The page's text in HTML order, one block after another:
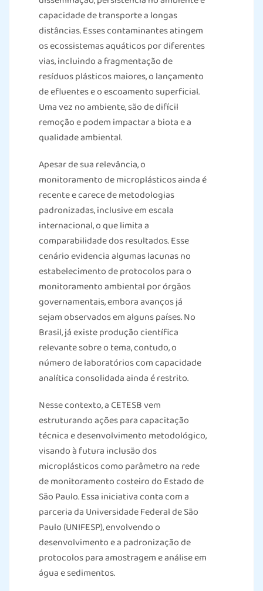
capacidade de transporte a longas
distâncias. Esses contaminantes atingem
os ecossistemas aquáticos por diferentes
vias, incluindo a fragmentação de
resíduos plásticos maiores, o lançamento
de efluentes e o escoamento superficial.
Uma vez no ambiente, são de difícil
remoção e podem impactar a biota e a
qualidade ambiental.
Apesar de sua relevância, o
monitoramento de microplásticos ainda é
recente e carece de metodologias
padronizadas, inclusive em escala
internacional, o que limita a
comparabilidade dos resultados. Esse
cenário evidencia algumas lacunas no
estabelecimento de protocolos para o
monitoramento ambiental por órgãos
governamentais, embora avanços já
sejam observados em alguns países. No
Brasil, já existe produção científica
relevante sobre o tema, contudo, o
número de laboratórios com capacidade
analítica consolidada ainda é restrito.
Nesse contexto, a CETESB vem
estruturando ações para capacitação
técnica e desenvolvimento metodológico,
visando à futura inclusão dos
microplásticos como parâmetro na rede
de monitoramento costeiro do Estado de
São Paulo. Essa iniciativa conta com a
parceria da Universidade Federal de São
Paulo (UNIFESP), envolvendo o
desenvolvimento e a padronização de
protocolos para amostragem e análise em
água e sedimentos.